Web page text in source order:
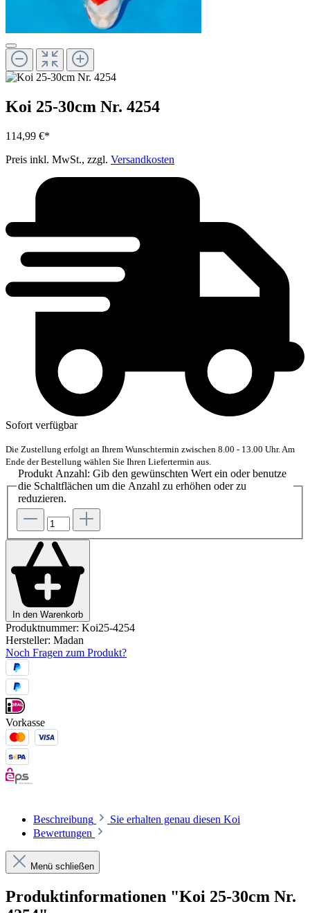
Koi 25-30cm Nr. 4254
114,99 €*
Preis inkl. MwSt., zzgl. Versandkosten
Sofort verfügbar
Die Zustellung erfolgt an Ihrem Wunschtermin zwischen 8.00 - 13.00 Uhr. Am
Ende der Bestellung wählen Sie Ihren Liefertermin aus.
Produkt Anzahl: Gib den gewünschten Wert ein oder benutze
die Schaltflächen um die Anzahl zu erhöhen oder zu
reduzieren.
In den Warenkorb
Produktnummer: Koi25-4254
Hersteller: Madan
Noch Fragen zum Produkt?
Vorkasse
Beschreibung
Sie erhalten genau diesen Koi
Bewertungen
Menü schließen
Produktinformationen "Koi 25-30cm Nr.